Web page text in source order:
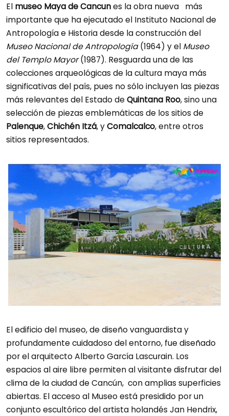
El museo Maya de Cancunes la obra nueva más
importante que ha ejecutado el Instituto Nacional de
Antropología e Historia desde la construcción del
Museo Nacional de Antropología(1964) y el Museo
del Templo Mayor(1987). Resguarda una de las
colecciones arqueológicas de la cultura maya más
significativas del país, pues no sólo incluyen las piezas
más relevantes del Estado deQuintana Roo, sino una
selección de piezas emblemáticas de los sitios de
Palenque,Chichén Itzá, yComalcalco, entre otros
sitios representados.
El edificio del museo, de diseño vanguardista y
profundamente cuidadoso del entorno, fue diseñado
por el arquitecto Alberto García Lascurain. Los
espacios al aire libre permiten al visitante disfrutar del
clima de la ciudad de Cancún, con amplias superficies
abiertas. El acceso al Museo está presidido por un
conjunto escultórico del artista holandés Jan Hendrix,